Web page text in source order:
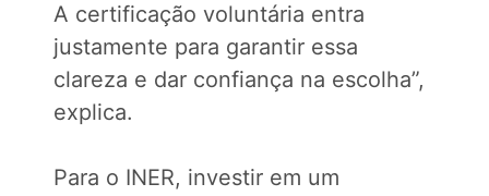
A certificação voluntária entra
justamente para garantir essa
clareza e dar confiança na escolha”,
explica.
Para o INER, investir em um